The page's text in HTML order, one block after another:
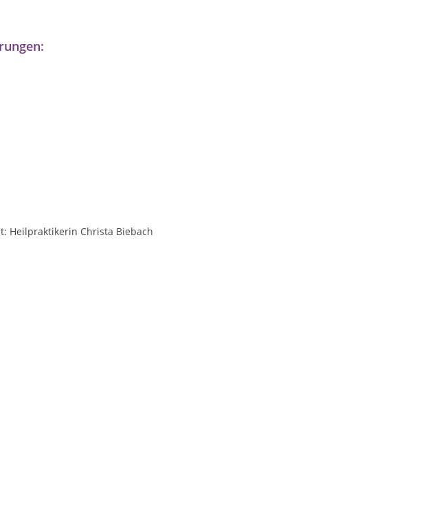
Heilpraktikerin Christa Biebach